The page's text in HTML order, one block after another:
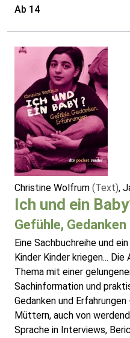
Ab 14
Christine Wolfrum (Text),
Ich und ein
Gefühle,
Eine Sachbuchreihe und
Kinder Kinder kriegen...
Thema mit einer
Sachinformation und
Gedanken und
Müttern, auch von
Sprache in Interviews,